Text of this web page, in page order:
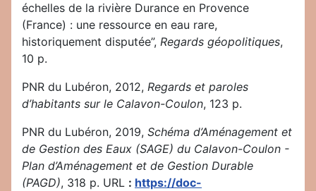
échelles de la rivière Durance en Provence
(France) : une ressource en eau rare,
historiquement disputée”, Regards géopolitiques,
10 p.
PNR du Lubéron, 2012, Regards et paroles
d’habitants sur le Calavon-Coulon, 123 p.
PNR du Lubéron, 2019, Schéma d’Aménagement et
de Gestion des Eaux (SAGE) du Calavon-Coulon -
Plan d’Aménagement et de Gestion Durable
(PAGD), 318 p. URL : https://doc-